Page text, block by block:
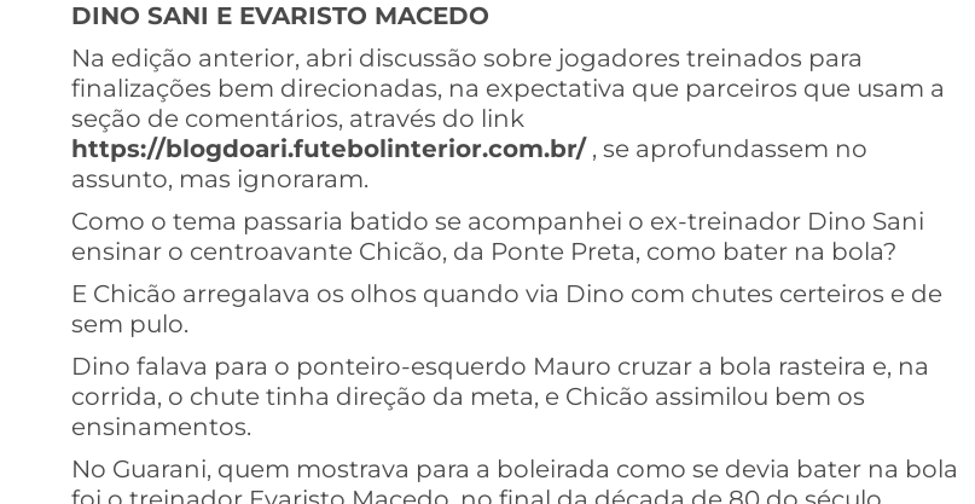
DINO SANI E EVARISTO MACEDO
Na edição anterior, abri discussão sobre jogadores treinados para
finalizações bem direcionadas, na expectativa que parceiros que usam a
seção de comentários, através do link
https://blogdoari.futebolinterior.com.br/, se aprofundassem no
assunto, mas ignoraram.
Como o tema passaria batido se acompanhei o ex-treinador Dino Sani
ensinar o centroavante Chicão, da Ponte Preta, como bater na bola?
E Chicão arregalava os olhos quando via Dino com chutes certeiros e de
sem pulo.
Dino falava para o ponteiro-esquerdo Mauro cruzar a bola rasteira e, na
corrida, o chute tinha direção da meta, e Chicão assimilou bem os
ensinamentos.
No Guarani, quem mostrava para a boleirada como se devia bater na bola